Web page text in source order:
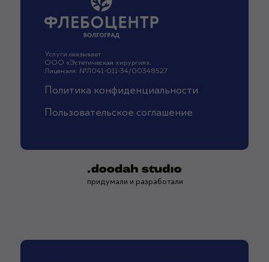
придумали и разработали
Услуги оказывает
ООО «Эстетическая хирургия»,
Лицензия: №Л041-011-34/00348527
Пользовательское соглашение
Политика конфиденциальности